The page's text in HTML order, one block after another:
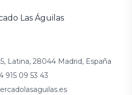
Latina, 28044 Madrid, España
915 09 53 43